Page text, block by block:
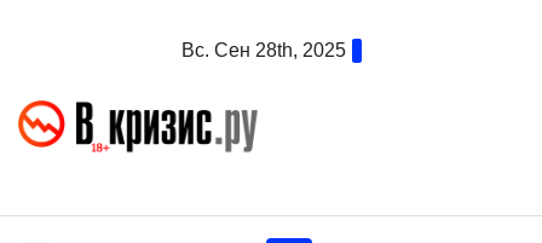
Вс. Сен 28th, 2025